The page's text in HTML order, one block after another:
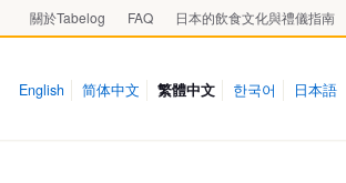
關於Tabelog FAQ 日本的飲食文化與禮儀指南
English 简体中文 繁體中文 한국어 日本語